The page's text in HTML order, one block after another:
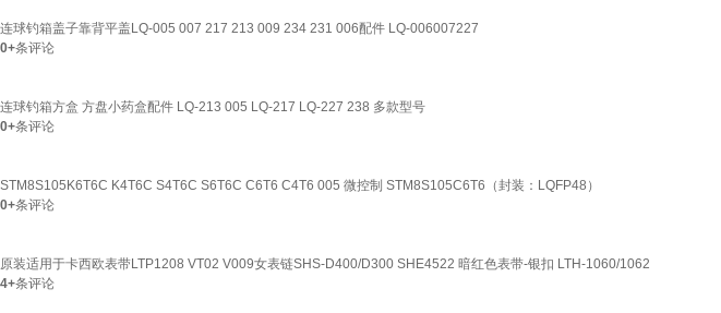
连球钓箱盖子靠背平盖LQ-005 007 217 213 009 234 231 006配件 LQ-006007227
0+条评论
连球钓箱方盒 方盘小药盒配件 LQ-213 005 LQ-217 LQ-227 238 多款型号
0+条评论
STM8S105K6T6C K4T6C S4T6C S6T6C C6T6 C4T6 005 微控制 STM8S105C6T6（封装：LQFP48）
0+条评论
原装适用于卡西欧表带LTP1208 VT02 V009女表链SHS-D400/D300 SHE4522 暗红色表带-银扣 LTH-1060/1062
4+条评论